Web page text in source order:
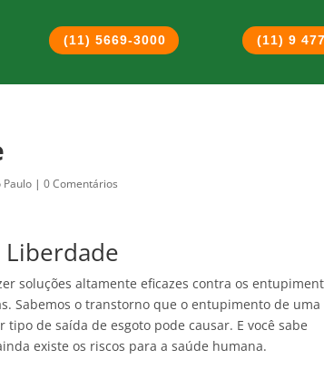
(11) 5669-3000 (11) 9
Paulo |0 Comentários
soluções altamente eficazes contra os
Sabemos o transtorno que o entupimento de uma
de saída de esgoto pode causar. E você sabe
existe os riscos para a saúde humana.